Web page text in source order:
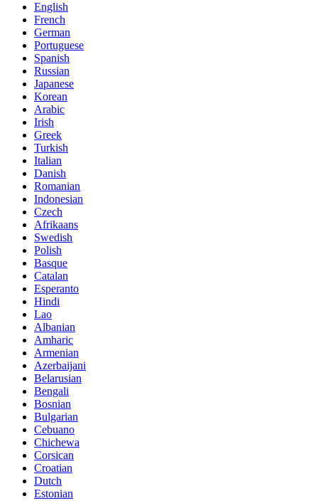
English
French
German
Portuguese
Spanish
Russian
Japanese
Korean
Arabic
Irish
Greek
Turkish
Italian
Danish
Romanian
Indonesian
Czech
Afrikaans
Swedish
Polish
Basque
Catalan
Esperanto
Hindi
Lao
Albanian
Amharic
Armenian
Azerbaijani
Belarusian
Bengali
Bosnian
Bulgarian
Cebuano
Chichewa
Corsican
Croatian
Dutch
Estonian